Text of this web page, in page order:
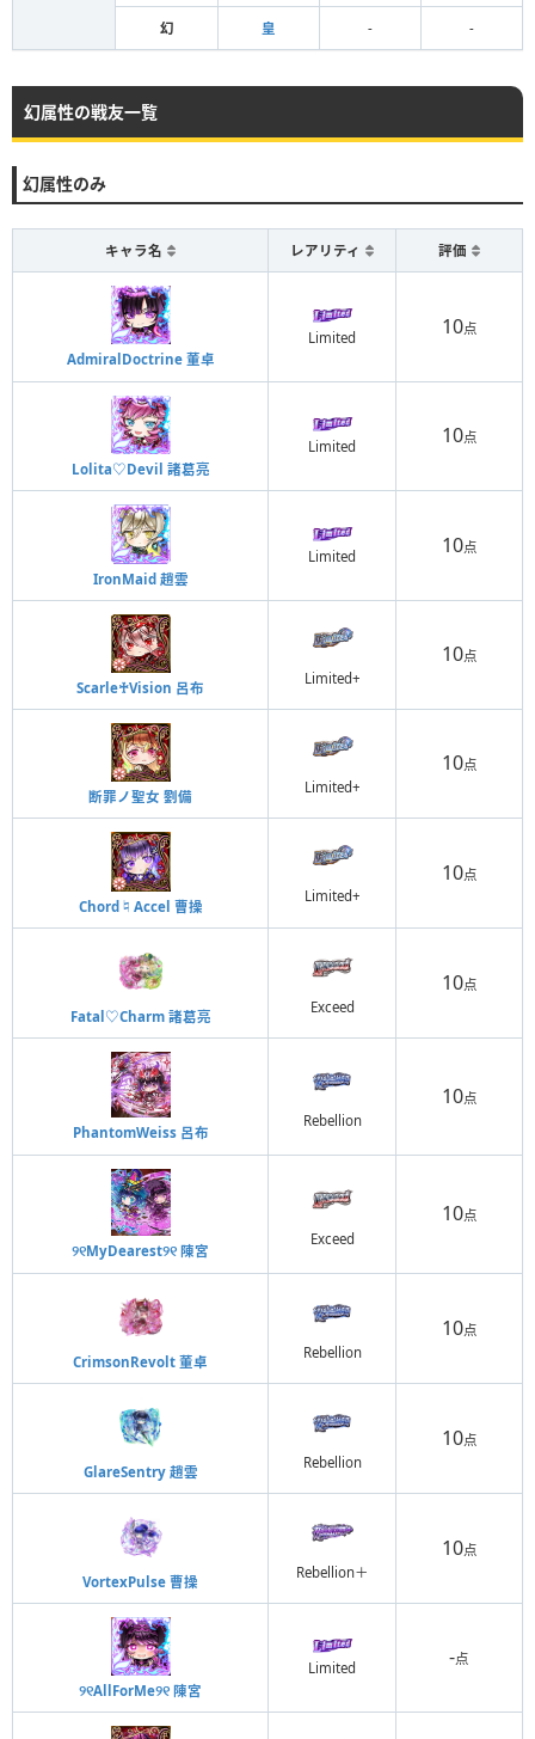
幻 皇 - -
幻属性の戦友一覧
幻属性のみ
キャラ名 レアリティ 評価
AdmiralDoctrine 董卓
Limited 10点
Lolita♡Devil 諸葛亮
Limited 10点
IronMaid 趙雲
Limited 10点
Scarle♰Vision 呂布
Limited+
10点
断罪ノ聖女 劉備
Limited+
10点
Chord♮Accel 曹操
Limited+
10点
Fatal♡Charm 諸葛亮
Exceed
10点
PhantomWeiss 呂布
Rebellion
10点
୨୧MyDearest୨୧ 陳宮
Exceed
10点
CrimsonRevolt 董卓
Rebellion
10点
GlareSentry 趙雲
Rebellion
10点
VortexPulse 曹操
Rebellion＋
10点
୨୧AllForMe୨୧ 陳宮
Limited -点